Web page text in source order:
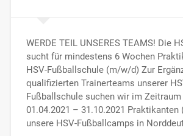
WERDE TEIL UNSERES TEAMS! Die
sucht für mindestens 6 Wochen
HSV-Fußballschule (m/w/d) Zur
qualifizierten Trainerteams unserer
Fußballschule suchen wir im Zeitraum
01.04.2021 – 31.10.2021
unsere HSV-Fußballcamps in